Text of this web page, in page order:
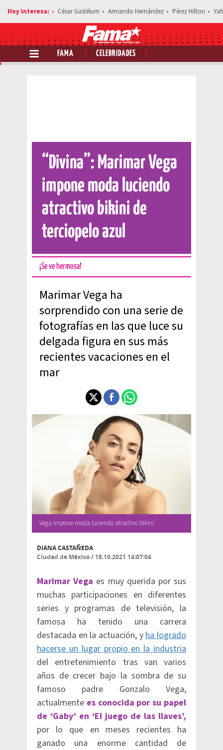
César Gastélum Armando Hernández Pérez Hilton
FAMA CELEBRIDADES
Comparte esta noticia
“Divina”: Marimar Vega
impone moda luciendo
atractivo bikini de
terciopelo azul
¡Se ve hermosa!
Marimar Vega ha
sorprendido con una serie de
fotografías en las que luce su
delgada figura en sus más
recientes vacaciones en el
mar
Vega impone moda luciendo atractivo bikini
DIANA CASTAÑEDA
Ciudad de México/ 18.10.2021 14:07:04
Marimar Vega es muy querida por sus
muchas participaciones en diferentes
series y programas de televisión, la
famosa ha tenido una carrera
destacada en la actuación, yha logrado
hacerse un lugar propio en la industria
del entretenimiento tras van varios
años de crecer bajo la sombra de su
famoso padre Gonzalo Vega,
actualmente es conocida por su papel
de ‘Gaby’ en ‘El juego de las llaves’,
por lo que en meses recientes ha
ganado una enorme cantidad de